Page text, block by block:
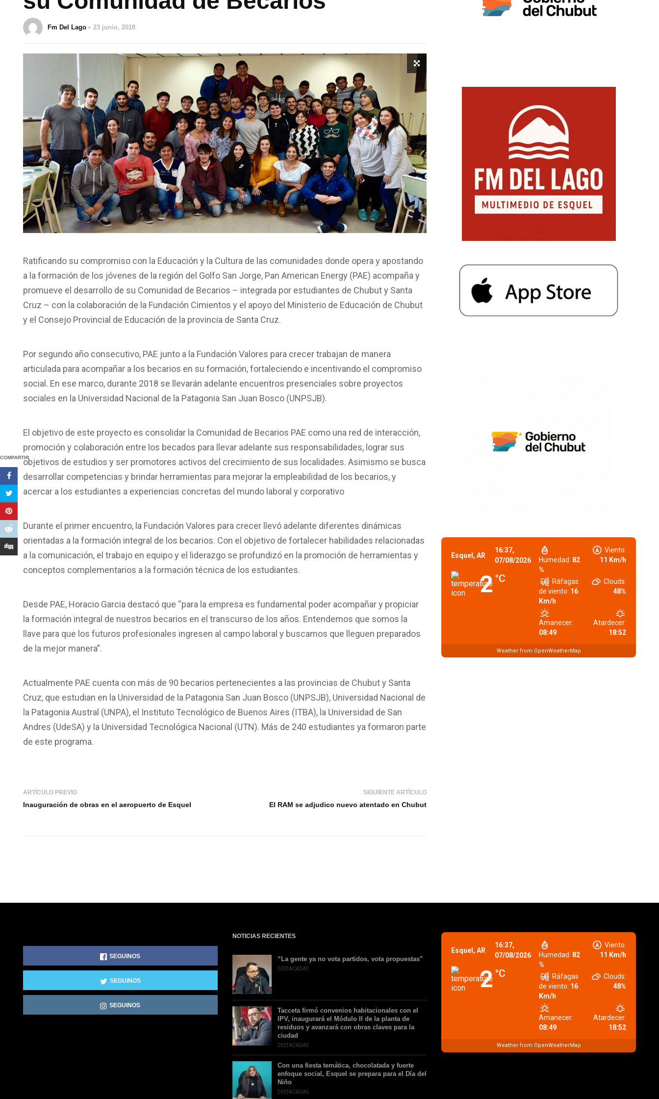
Fm Del Lago 23 junio, 2018
COMPARTIR
Ratificando su compromiso con la Educación y la Cultura de las comunidades donde opera y apostando
a la formación de los jóvenes de la región del Golfo San Jorge, Pan American Energy (PAE) acompaña y
promueve el desarrollo de su Comunidad de Becarios – integrada por estudiantes de Chubut y Santa
Cruz – con la colaboración de la Fundación Cimientos y el apoyo del Ministerio de Educación de Chubut
y el Consejo Provincial de Educación de la provincia de Santa Cruz.
Por segundo año consecutivo, PAE junto a la Fundación Valores para crecer trabajan de manera
articulada para acompañar a los becarios en su formación, fortaleciendo e incentivando el compromiso
social. En ese marco, durante 2018 se llevarán adelante encuentros presenciales sobre proyectos
sociales en la Universidad Nacional de la Patagonia San Juan Bosco (UNPSJB).
El objetivo de este proyecto es consolidar la Comunidad de Becarios PAE como una red de interacción,
promoción y colaboración entre los becados para llevar adelante sus responsabilidades, lograr sus
objetivos de estudios y ser promotores activos del crecimiento de sus localidades. Asimismo se busca
desarrollar competencias y brindar herramientas para mejorar la empleabilidad de los becarios, y
acercar a los estudiantes a experiencias concretas del mundo laboral y corporativo
Durante el primer encuentro, la Fundación Valores para crecer llevó adelante diferentes dinámicas
orientadas a la formación integral de los becarios. Con el objetivo de fortalecer habilidades relacionadas
a la comunicación, el trabajo en equipo y el liderazgo se profundizó en la promoción de herramientas y
conceptos complementarios a la formación técnica de los estudiantes.
Desde PAE, Horacio Garcia destacó que “para la empresa es fundamental poder acompañar y propiciar
la formación integral de nuestros becarios en el transcurso de los años. Entendemos que somos la
llave para que los futuros profesionales ingresen al campo laboral y buscamos que lleguen preparados
de la mejor manera”.
Actualmente PAE cuenta con más de 90 becarios pertenecientes a las provincias de Chubut y Santa
Cruz, que estudian en la Universidad de la Patagonia San Juan Bosco (UNPSJB), Universidad Nacional de
la Patagonia Austral (UNPA), el Instituto Tecnológico de Buenos Aires (ITBA), la Universidad de San
Andres (UdeSA) y la Universidad Tecnológica Nacional (UTN). Más de 240 estudiantes ya formaron parte
de este programa.
ARTÍCULO PREVIO
Inauguración de obras en el aeropuerto de Esquel
SIGUIENTE ARTÍCULO
El RAM se adjudico nuevo atentado en Chubut
Esquel, AR
16:37,
07/08/2026
2 °C
Humedad: 82
%
Viento:
11 Km/h
Ráfagas
de viento: 16
Km/h
Clouds:
48%
Amanecer:
08:49
Atardecer:
18:52
Weather from OpenWeatherMap
SEGUINOS
SEGUINOS
SEGUINOS
NOTICIAS RECIENTES
“La gente ya no vota partidos, vota propuestas”
DESTACADAS
Tacceta firmó convenios habitacionales con el
IPV, inaugurará el Módulo II de la planta de
residuos y avanzará con obras claves para la
ciudad
DESTACADAS
Con una fiesta temática, chocolatada y fuerte
enfoque social, Esquel se prepara para el Día del
Niño
DESTACADAS
Esquel, AR
16:37,
07/08/2026
2 °C
Humedad: 82
%
Viento:
11 Km/h
Ráfagas
de viento: 16
Km/h
Clouds:
48%
Amanecer:
08:49
Atardecer:
18:52
Weather from OpenWeatherMap